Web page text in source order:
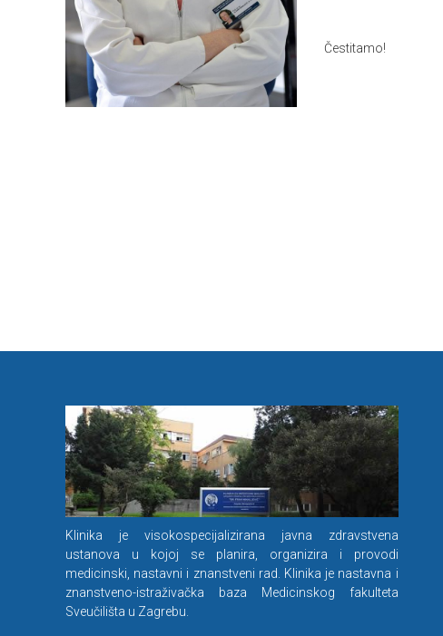
Čestitamo!
Klinika je visokospecijalizirana javna zdravstvena
ustanova u kojoj se planira, organizira i provodi
medicinski, nastavni i znanstveni rad. Klinika je nastavna i
znanstveno-istraživačka baza Medicinskog fakulteta
Sveučilišta u Zagrebu.